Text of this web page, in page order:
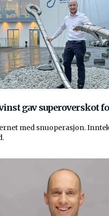
gav superoverskot
med snuoperasjon.